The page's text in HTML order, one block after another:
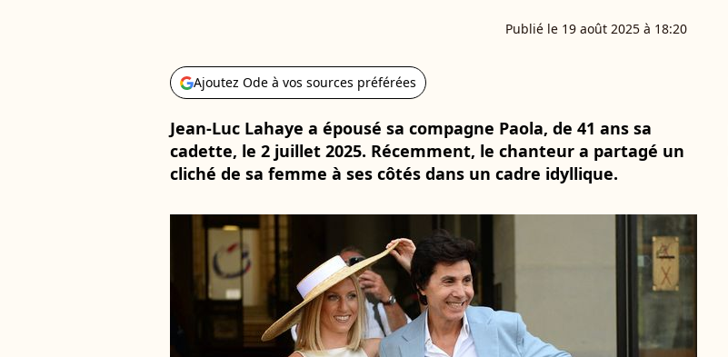
Publié le 19 août 2025 à 18:20
Ajoutez Ode à vos sources préférées
Jean-Luc Lahaye a épousé sa compagne Paola, de 41 ans sa
cadette, le 2 juillet 2025. Récemment, le chanteur a partagé un
cliché de sa femme à ses côtés dans un cadre idyllique.